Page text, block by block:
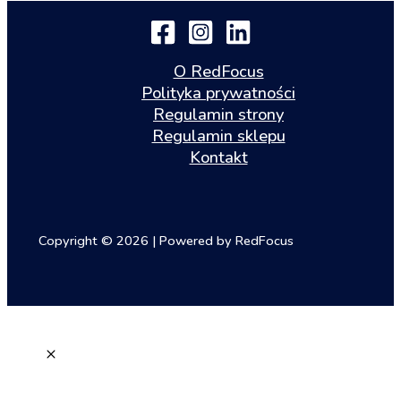
O RedFocus
Polityka prywatności
Regulamin strony
Regulamin sklepu
Kontakt
Copyright © 2026 | Powered by RedFocus